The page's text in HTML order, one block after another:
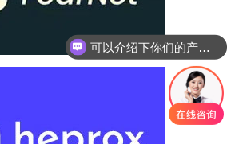
你们是怎么收费的呢